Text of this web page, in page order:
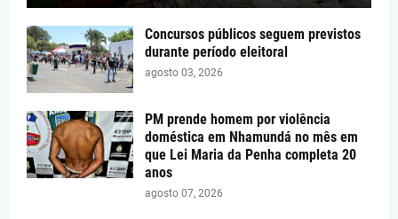
Concursos públicos seguem previstos
durante período eleitoral
agosto 03, 2026
PM prende homem por violência
doméstica em Nhamundá no mês em
que Lei Maria da Penha completa 20
anos
agosto 07, 2026